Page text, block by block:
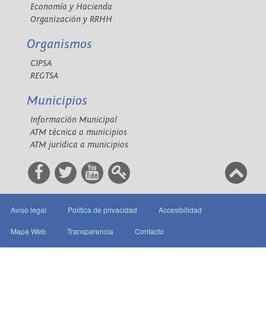
Economía y Hacienda
Organización y RRHH
Organismos
CIPSA
REGTSA
Municipios
Información Municipal
ATM técnica a municipios
ATM jurídica a municipios
Aviso legal Política de privacidad Accesibilidad
Mapa Web Transparencia Contacto